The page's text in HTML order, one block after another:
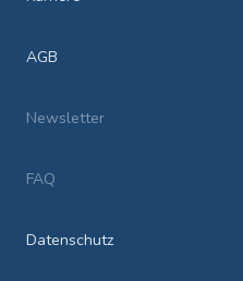
AGB
Newsletter
FAQ
Datenschutz